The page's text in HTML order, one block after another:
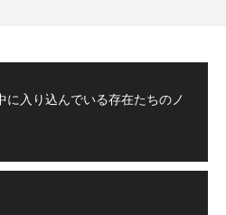
に入り込んでいる存在たちのノ